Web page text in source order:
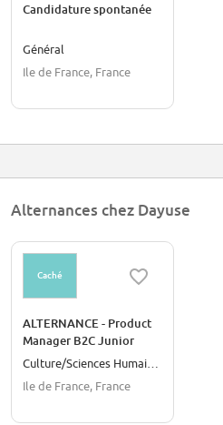
Candidature spontanée
Général
Ile de France, France
Alternances chez Dayuse
Caché
ALTERNANCE - Product
Manager B2C Junior
Ile de France, France